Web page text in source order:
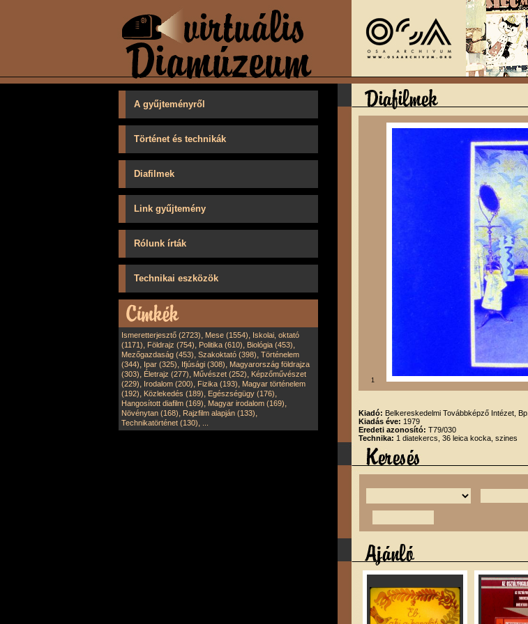
A gyűjteményről
Történet és technikák
Diafilmek
Link gyűjtemény
Rólunk írták
Technikai eszközök
Ismeretterjesztő (2723), Mese (1554), Iskolai, oktató
(1171), Földrajz (754), Politika (610), Biológia (453),
Mezőgazdaság (453), Szakoktató (398), Történelem
(344), Ipar (325), Ifjúsági (308), Magyarország földrajza
(303), Életrajz (277), Művészet (252), Képzőművészet
(229), Irodalom (200), Fizika (193), Magyar történelem
(192), Közlekedés (189), Egészségügy (176),
Hangosított diafilm (169), Magyar irodalom (169),
Növénytan (168), Rajzfilm alapján (133),
Technikatörténet (130),
1
Kiadó: Belkereskedelmi Továbbképző Intézet, Bp.
Kiadás éve: 1979
Eredeti azonosító: T79/030
Technika: 1 diatekercs, 36 leica kocka, szines